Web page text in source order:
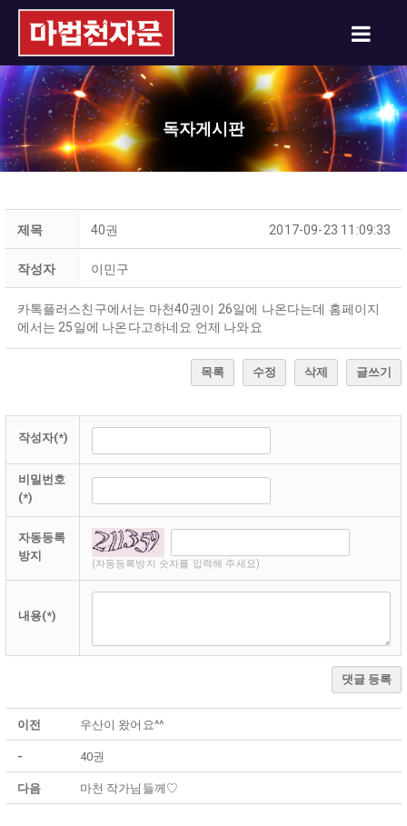
독자게시판
제목 40권 2017-09-23 11:09:33
작성자 이민구
카톡플러스친구에서는 마천40권이 26일에 나온다는데 홈페이지
에서는 25일에 나온다고하네요 언제 나와요
목록 수정 삭제 글쓰기
작성자(*)
비밀번호
(*)
자동등록
방지
(자동등록방지 숫자를 입력해 주세요)
내용(*)
댓글 등록
이전 우산이 왔어요^^
- 40권
다음 마천 작가님들께♡